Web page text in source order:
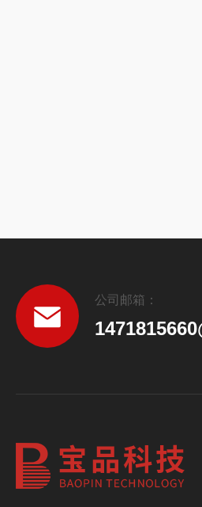
公司邮箱：